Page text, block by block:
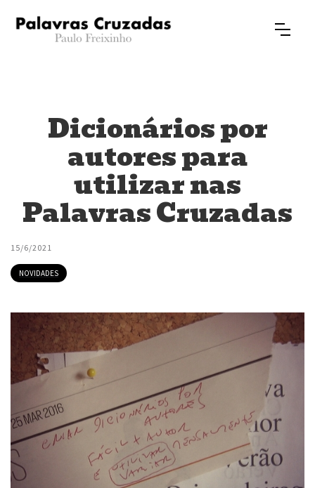
Dicionários por
autores para
utilizar nas
Palavras Cruzadas
15/6/2021
NOVIDADES